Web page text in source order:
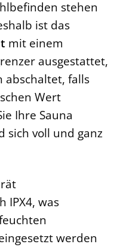
stehen
ist das
mit einem
ausgestattet,
abschaltet, falls
Wert
Ihre Sauna
sich voll und ganz
IPX4, was
werden